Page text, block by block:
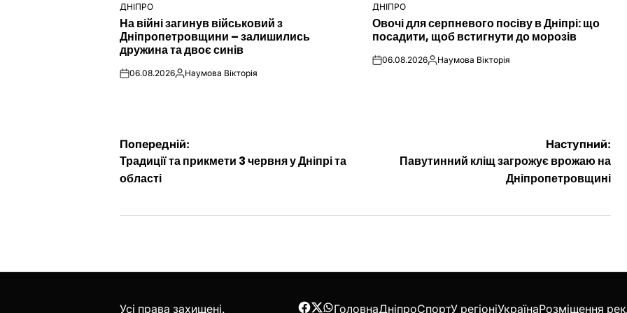
ОПУБЛІКУВАТИ
У
ДНІПРО
На війні загинув військовий з
Дніпропетровщини – залишились
дружина та двоє синів
on06.08.2026Опубліковано
Наумова Вікторія
ОПУБЛІКУВАТИ
У
ДНІПРО
Овочі для серпневого посіву в Дніпрі: що
посадити, щоб встигнути до морозів
on06.08.2026Опубліковано
Наумова Вікторія
Навігація
записів
Попередній:
Традиції та прикмети 3 червня у Дніпрі та
області
Наступний:
Павутинний кліщ загрожує врожаю на
Дніпропетровщині
Усі права захищені. ГоловнаДніпроСпортУ регіоніУкраїнаРозміщення